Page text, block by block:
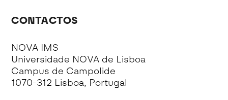
CONTACTOS
NOVA IMS
Universidade NOVA de Lisboa
Campus de Campolide
1070-312 Lisboa, Portugal